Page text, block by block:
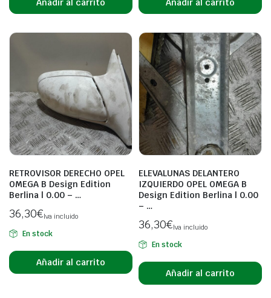
RETROVISOR DERECHO OPEL
OMEGA B Design Edition
Berlina | 0.00 – …
36,30€Iva incluido
En stock
Añadir al carrito
ELEVALUNAS DELANTERO
IZQUIERDO OPEL OMEGA B
Design Edition Berlina | 0.00
– …
36,30€Iva incluido
En stock
Añadir al carrito